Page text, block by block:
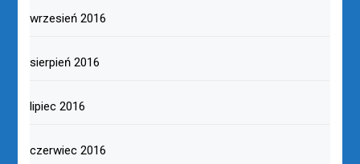
wrzesień 2016
sierpień 2016
lipiec 2016
czerwiec 2016